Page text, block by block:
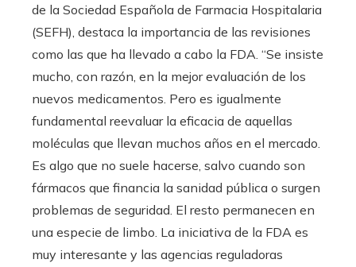
de la Sociedad Española de Farmacia Hospitalaria
(SEFH), destaca la importancia de las revisiones
como las que ha llevado a cabo la FDA. “Se insiste
mucho, con razón, en la mejor evaluación de los
nuevos medicamentos. Pero es igualmente
fundamental reevaluar la eficacia de aquellas
moléculas que llevan muchos años en el mercado.
Es algo que no suele hacerse, salvo cuando son
fármacos que financia la sanidad pública o surgen
problemas de seguridad. El resto permanecen en
una especie de limbo. La iniciativa de la FDA es
muy interesante y las agencias reguladoras